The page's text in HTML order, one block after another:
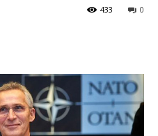
0
433